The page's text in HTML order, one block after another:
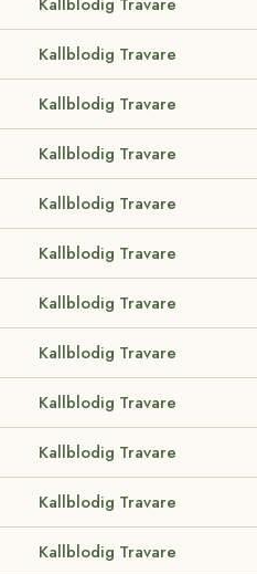
Kallblodig Travare
Kallblodig Travare
Kallblodig Travare
Kallblodig Travare
Kallblodig Travare
Kallblodig Travare
Kallblodig Travare
Kallblodig Travare
Kallblodig Travare
Kallblodig Travare
Kallblodig Travare